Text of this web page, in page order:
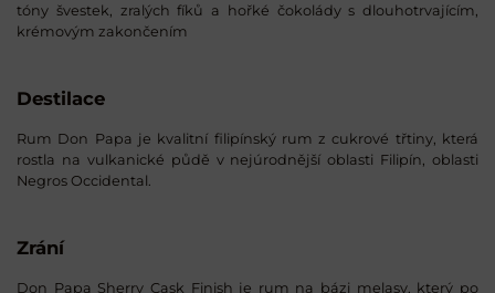
tóny švestek, zralých fíků a hořké čokolády s dlouhotrvajícím,
krémovým zakončením
Destilace
Rum Don Papa je kvalitní filipínský rum z cukrové třtiny, která
rostla na vulkanické půdě v nejúrodnější oblasti Filipín, oblasti
Negros Occidental.
Zrání
Don Papa Sherry Cask Finish je rum na bázi melasy, který po